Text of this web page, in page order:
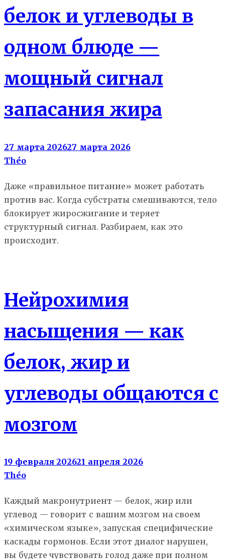
белок и углеводы в
одном блюде —
мощный сигнал
запасания жира
27 марта 202627 марта 2026
Théo
Даже «правильное питание» может работать
против вас. Когда субстраты смешиваются, тело
блокирует жиросжигание и теряет
структурный сигнал. Разбираем, как это
происходит.
Нейрохимия
насыщения — как
белок, жир и
углеводы общаются с
мозгом
19 февраля 202621 апреля 2026
Théo
Каждый макронутриент — белок, жир или
углевод — говорит с вашим мозгом на своем
«химическом языке», запуская специфические
каскады гормонов. Если этот диалог нарушен,
вы будете чувствовать голод даже при полном